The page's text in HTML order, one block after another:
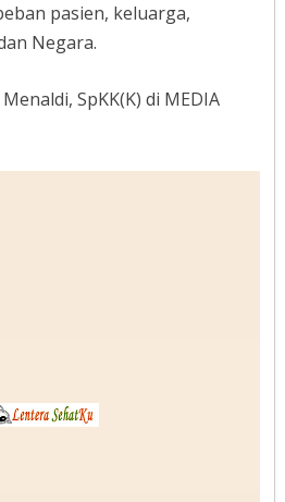
pasien, keluarga,
Negara.
SpKK(K) di MEDIA